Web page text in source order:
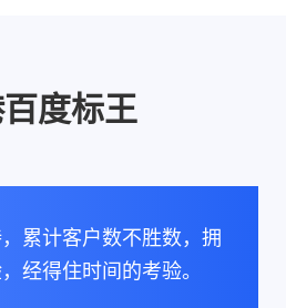
度标王
累计客户数不胜数，拥
经得住时间的考验。